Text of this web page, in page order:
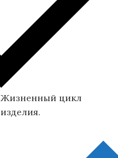
Жизненный цикл
изделия.